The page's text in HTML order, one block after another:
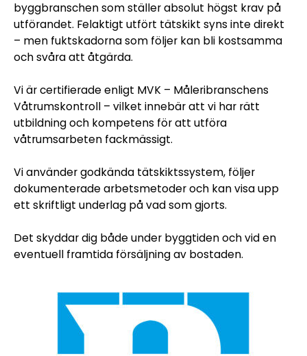
byggbranschen som ställer absolut högst krav på
utförandet. Felaktigt utfört tätskikt syns inte direkt
– men fuktskadorna som följer kan bli kostsamma
och svåra att åtgärda.
Vi är certifierade enligt MVK – Måleribranschens
Våtrumskontroll – vilket innebär att vi har rätt
utbildning och kompetens för att utföra
våtrumsarbeten fackmässigt.
Vi använder godkända tätskiktssystem, följer
dokumenterade arbetsmetoder och kan visa upp
ett skriftligt underlag på vad som gjorts.
Det skyddar dig både under byggtiden och vid en
eventuell framtida försäljning av bostaden.